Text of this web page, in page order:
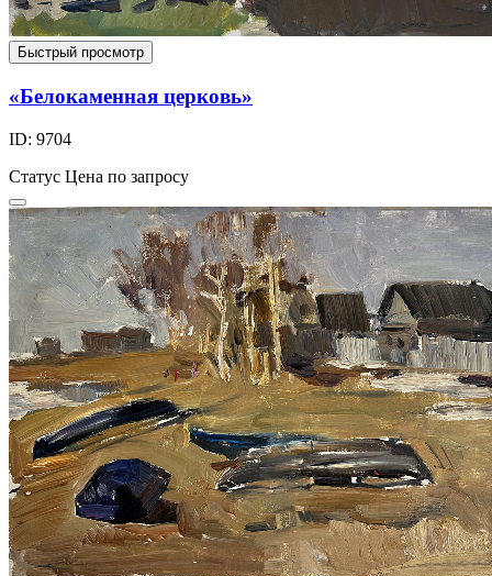
Быстрый просмотр
«Белокаменная церковь»
ID: 9704
Статус Цена по запросу